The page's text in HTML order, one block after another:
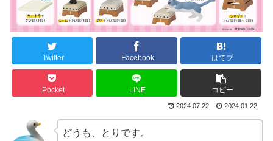
Twitter Facebook はてブ
Pocket LINE コピー
2024.07.22 2024.01.22
どうも、とりです。